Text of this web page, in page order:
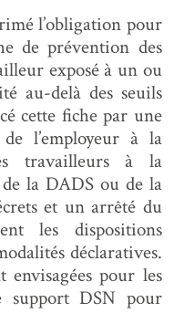
l’obligation pour
de prévention des
exposé à un ou
au-delà des seuils
cette fiche par une
l’employeur à la
travailleurs à la
la DADS ou de la
et un arrêté du
les dispositions
déclaratives.
envisagées pour les
support DSN pour